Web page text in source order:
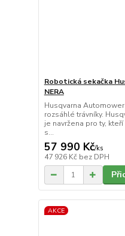
Robotická sekačka
NERA
Husqvarna
rozsáhlé trávníky.
je navržena pro ty,
s...
57 990 Kč/ks
47 926 Kč bez DPH
AKCE